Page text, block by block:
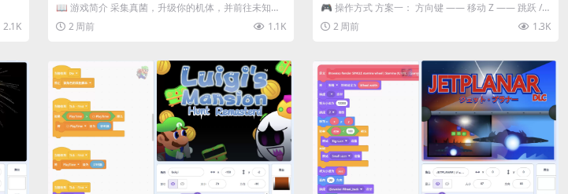
2.1K
📖 游戏简介 采集真菌，升级你的机体，并前往未知领
域探索。 这是一款静谧的探索冒...
2 周前 1.1K
🎮 操作方式 方案一： 方向键 —— 移动 Z —— 跳跃 /
漂移 方案二： ...
2 周前 1.3K